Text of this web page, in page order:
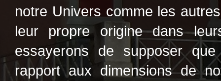
notre Univers comme les
leur propre origine dans
essayerons de supposer
rapport aux dimensions de